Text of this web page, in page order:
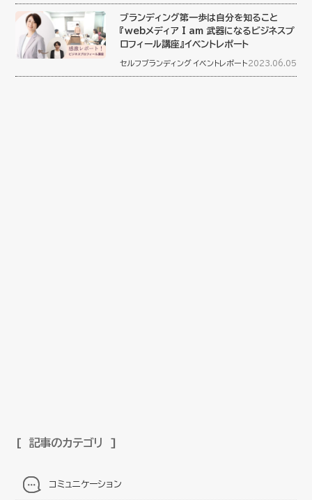
ブランディング第一歩は自分を知ること
『webメディア I am 武器になるビジネスプ
ロフィール講座』イベントレポート
セルフブランディング イベントレポート 2023.06.05
記事のカテゴリ
コミュニケーション